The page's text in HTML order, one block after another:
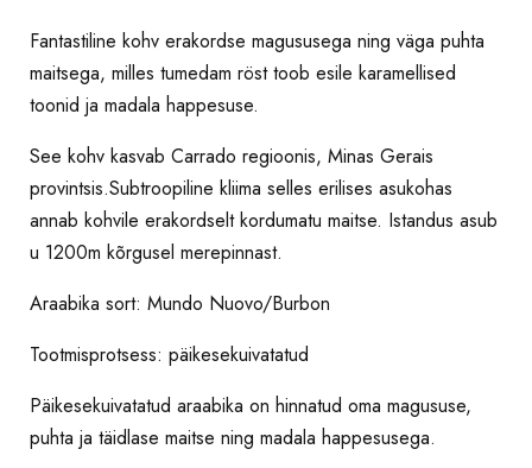
Fantastiline kohv erakordse magususega ning väga puhta
maitsega, milles tumedam röst toob esile karamellised
toonid ja madala happesuse.
See kohv kasvab Carrado regioonis, Minas Gerais
provintsis.Subtroopiline kliima selles erilises asukohas
annab kohvile erakordselt kordumatu maitse. Istandus asub
u 1200m kõrgusel merepinnast.
Araabika sort: Mundo Nuovo/Burbon
Tootmisprotsess: päikesekuivatatud
Päikesekuivatatud araabika on hinnatud oma magususe,
puhta ja täidlase maitse ning madala happesusega.